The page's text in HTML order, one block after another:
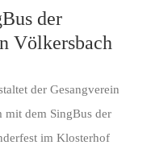
der
Völkersbach
der Gesangverein
mit dem SingBus der
im Klosterhof